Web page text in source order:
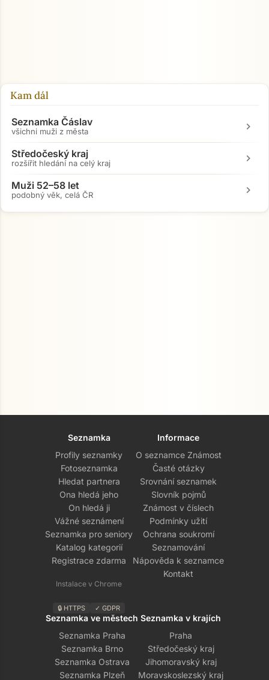
Kam dál
Seznamka Čáslav
všichni muži z města chevron_right
Středočeský kraj
rozšířit hledání na celý kraj chevron_right
Muži 52–58 let
podobný věk, celá ČR chevron_right
Seznamka
Profily seznamky
Fotoseznamka
Hledat partnera
Ona hledá jeho
On hledá ji
Vážné seznámení
Seznamka pro seniory
Katalog kategorií
Registrace zdarma
Instalace v Chrome
🔒 HTTPS ✓ GDPR
Informace
O seznamce Známost
Časté otázky
Srovnání seznamek
Slovník pojmů
Známost v číslech
Podmínky užití
Ochrana soukromí
Seznamování
Nápověda k seznamce
Kontakt
Seznamka ve městech
Seznamka Praha
Seznamka Brno
Seznamka Ostrava
Seznamka Plzeň
Seznamka v krajích
Praha
Středočeský kraj
Jihomoravský kraj
Moravskoslezský kraj